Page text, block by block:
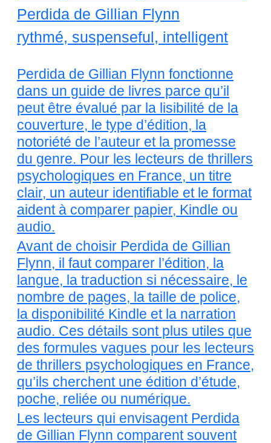
Perdida de Gillian Flynn
rythmé, suspenseful, intelligent
Perdida de Gillian Flynn fonctionne
dans un guide de livres parce qu’il
peut être évalué par la lisibilité de la
couverture, le type d’édition, la
notoriété de l’auteur et la promesse
du genre. Pour les lecteurs de thrillers
psychologiques en France, un titre
clair, un auteur identifiable et le format
aident à comparer papier, Kindle ou
audio.
Avant de choisir Perdida de Gillian
Flynn, il faut comparer l’édition, la
langue, la traduction si nécessaire, le
nombre de pages, la taille de police,
la disponibilité Kindle et la narration
audio. Ces détails sont plus utiles que
des formules vagues pour les lecteurs
de thrillers psychologiques en France,
qu’ils cherchent une édition d’étude,
poche, reliée ou numérique.
Les lecteurs qui envisagent Perdida
de Gillian Flynn comparent souvent